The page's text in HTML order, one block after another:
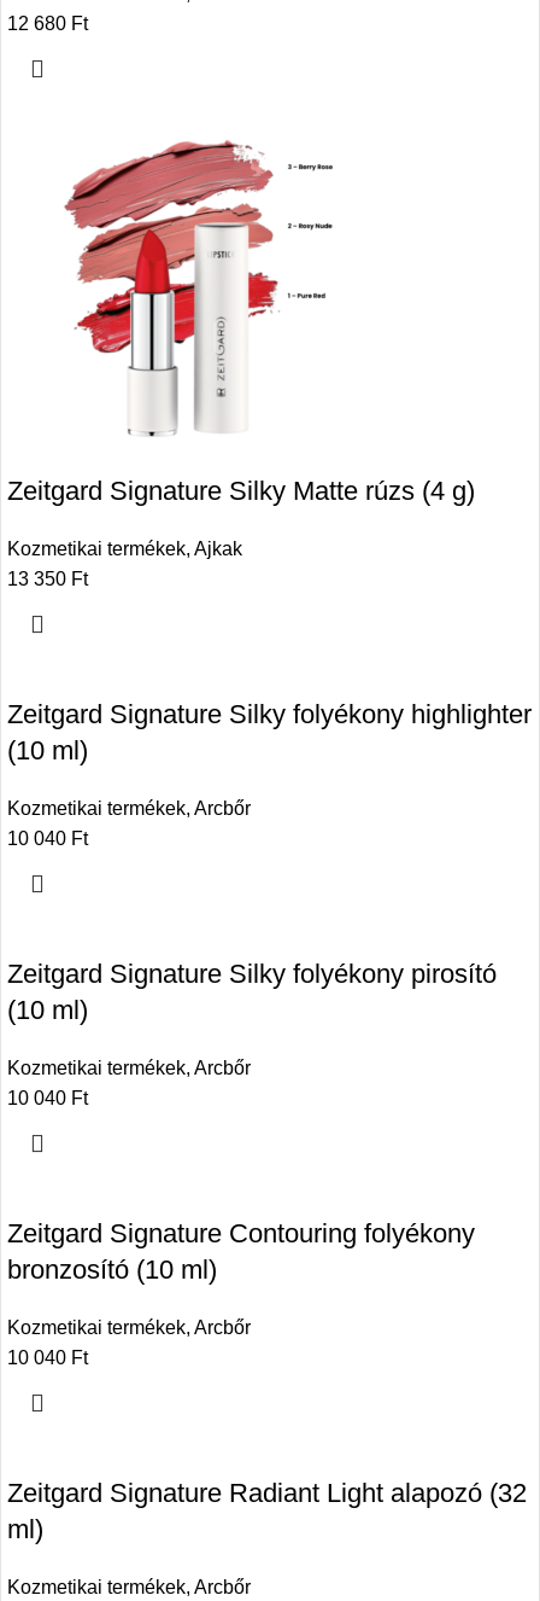
12 680 Ft
Zeitgard Signature Silky Matte rúzs (4 g)
Kozmetikai termékek, Ajkak
13 350 Ft
Zeitgard Signature Silky folyékony highlighter
(10 ml)
Kozmetikai termékek, Arcbőr
10 040 Ft
Zeitgard Signature Silky folyékony pirosító
(10 ml)
Kozmetikai termékek, Arcbőr
10 040 Ft
Zeitgard Signature Contouring folyékony
bronzosító (10 ml)
Kozmetikai termékek, Arcbőr
10 040 Ft
Zeitgard Signature Radiant Light alapozó (32
ml)
Kozmetikai termékek, Arcbőr